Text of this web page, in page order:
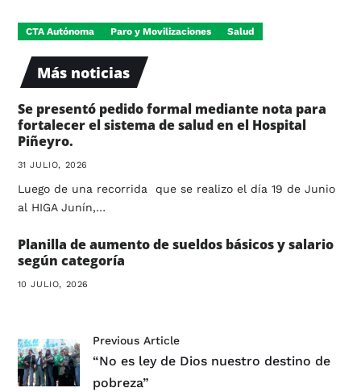
CTA Autónoma Paro y Movilizaciones Salud
Más noticias
Se presentó pedido formal mediante nota para
fortalecer el sistema de salud en el Hospital
Piñeyro.
31 JULIO, 2026
Luego de una recorrida que se realizo el día 19 de Junio
al HIGA Junín,…
Planilla de aumento de sueldos básicos y salario
según categoría
10 JULIO, 2026
Previous Article
“No es ley de Dios nuestro destino de
pobreza”